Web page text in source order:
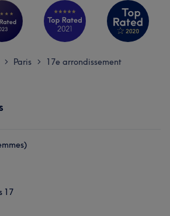
> Paris > 17e arrondissement
17